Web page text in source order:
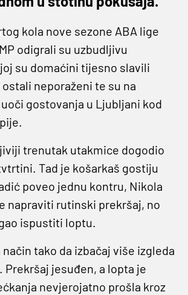
kola nove sezone ABA lige
odigrali su uzbudljivu
su domaćini tijesno slavili
ostali neporaženi te su na
gostovanja u Ljubljani kod
trenutak utakmice dogodio
Tad je košarkaš gostiju
poveo jednu kontru, Nikola
napraviti rutinski prekršaj, no
ispustiti loptu.
tako da izbačaj više izgleda
Prekršaj jesuđen, a lopta je
nevjerojatno prošla kroz